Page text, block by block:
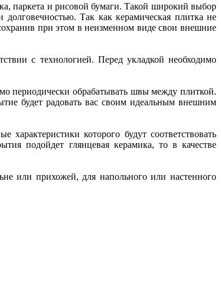
паркета и рисовой бумаги. Такой широкий выбор
Так как керамическая плитка не
при этом в неизменном виде свои внешние
с технологией. Перед укладкой необходимо
периодически обрабатывать швы между плиткой.
будет радовать вас своим идеальным внешним
которого будут соответствовать
подойдет глянцевая керамика, то в качестве
или прихожей, для напольного или настенного